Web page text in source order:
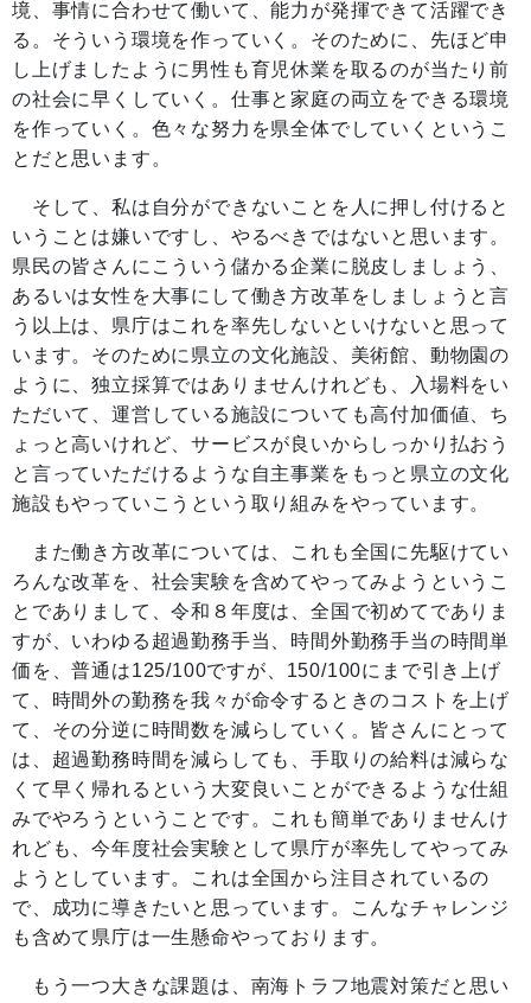
境、事情に合わせて働いて、能力が発揮できて活躍でき
る。そういう環境を作っていく。そのために、先ほど申
し上げましたように男性も育児休業を取るのが当たり前
の社会に早くしていく。仕事と家庭の両立をできる環境
を作っていく。色々な努力を県全体でしていくというこ
とだと思います。
そして、私は自分ができないことを人に押し付けると
いうことは嫌いですし、やるべきではないと思います。
県民の皆さんにこういう儲かる企業に脱皮しましょう、
あるいは女性を大事にして働き方改革をしましょうと言
う以上は、県庁はこれを率先しないといけないと思って
います。そのために県立の文化施設、美術館、動物園の
ように、独立採算ではありませんけれども、入場料をい
ただいて、運営している施設についても高付加価値、ち
ょっと高いけれど、サービスが良いからしっかり払おう
と言っていただけるような自主事業をもっと県立の文化
施設もやっていこうという取り組みをやっています。
また働き方改革については、これも全国に先駆けてい
ろんな改革を、社会実験を含めてやってみようというこ
とでありまして、令和８年度は、全国で初めてでありま
すが、いわゆる超過勤務手当、時間外勤務手当の時間単
価を、普通は125/100ですが、150/100にまで引き上げ
て、時間外の勤務を我々が命令するときのコストを上げ
て、その分逆に時間数を減らしていく。皆さんにとって
は、超過勤務時間を減らしても、手取りの給料は減らな
くて早く帰れるという大変良いことができるような仕組
みでやろうということです。これも簡単でありませんけ
れども、今年度社会実験として県庁が率先してやってみ
ようとしています。これは全国から注目されているの
で、成功に導きたいと思っています。こんなチャレンジ
も含めて県庁は一生懸命やっております。
もう一つ大きな課題は、南海トラフ地震対策だと思い